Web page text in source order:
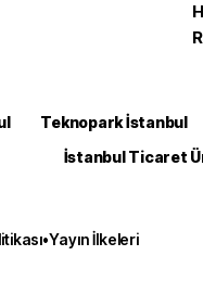
Teknopark İstanbul
İstanbul Ticaret
•Yayın İlkeleri